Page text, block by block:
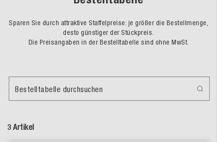
Sparen Sie durch attraktive Staffelpreise: je größer die Bestellmenge,
desto günstiger der Stückpreis.
Die Preisangaben in der Bestelltabelle sind ohne MwSt.
3 Artikel
Bestelltabelle durchsuchen